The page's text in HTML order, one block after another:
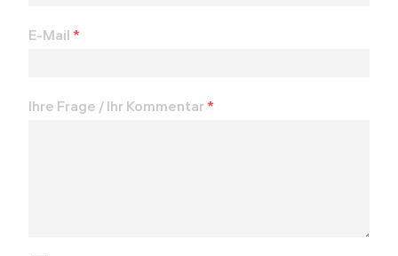
E-Mail *
Ihre Frage / Ihr Kommentar*